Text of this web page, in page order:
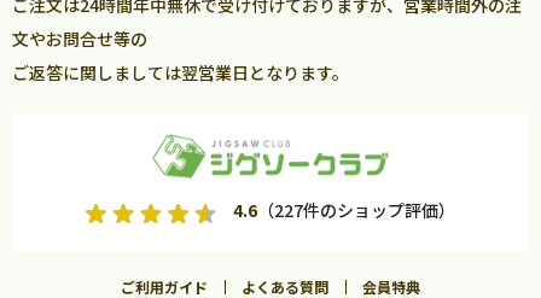
文やお問合せ等の
ご返答に関しましては翌営業日となります。
4.6（227件のショップ評価）
ご利用ガイド よくある質問
会員特典